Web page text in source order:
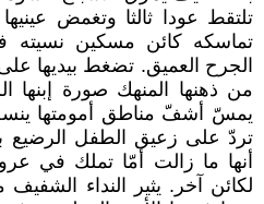
تلتقط عودا ثالثا وتغمض
تماسكه كائن مسكين نسيته
الجرح العميق. تضغط بيديها
من ذهنها المنهك صورة إبنها
يمسّ أشفّ مناطق أمومتها
تردّ على زعيق الطفل الرضيع
أنها ما زالت أمّا تملك في
لكائن آخر. يثير النداء